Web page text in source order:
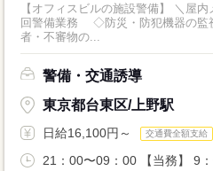
【オフィスビルの施設警備】 ＼屋内メイン／ ◇出入管理業務 ◇巡
回警備業務 ◇防災・防犯機器の監視
者・不審物の...
警備・交通誘導
東京都台東区/上野駅
日給16,100円～ 交通費全額支給
21：00〜09：00 【当務】 9